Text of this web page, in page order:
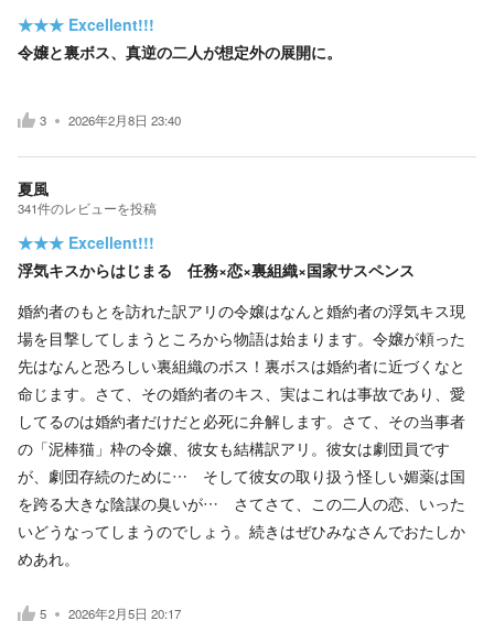
★★★ Excellent!!!
令嬢と裏ボス、真逆の二人が想定外の展開に。
3 2026年2月8日 23:40
夏風
341件のレビューを投稿
★★★ Excellent!!!
浮気キスからはじまる 任務×恋×裏組織×国家サスペンス
婚約者のもとを訪れた訳アリの令嬢はなんと婚約者の浮気キス現
場を目撃してしまうところから物語は始まります。令嬢が頼った
先はなんと恐ろしい裏組織のボス！裏ボスは婚約者に近づくなと
命じます。さて、その婚約者のキス、実はこれは事故であり、愛
してるのは婚約者だけだと必死に弁解します。さて、その当事者
の「泥棒猫」枠の令嬢、彼女も結構訳アリ。彼女は劇団員です
が、劇団存続のために… そして彼女の取り扱う怪しい媚薬は国
を跨る大きな陰謀の臭いが… さてさて、この二人の恋、いった
いどうなってしまうのでしょう。続きはぜひみなさんでおたしか
めあれ。
5 2026年2月5日 20:17